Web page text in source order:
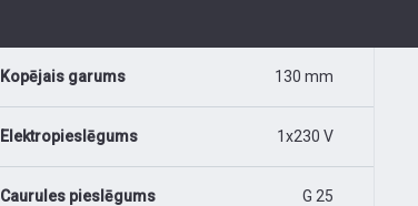
Kopējais garums 130 mm
Elektropieslēgums 1x230 V
Caurules pieslēgums G 25